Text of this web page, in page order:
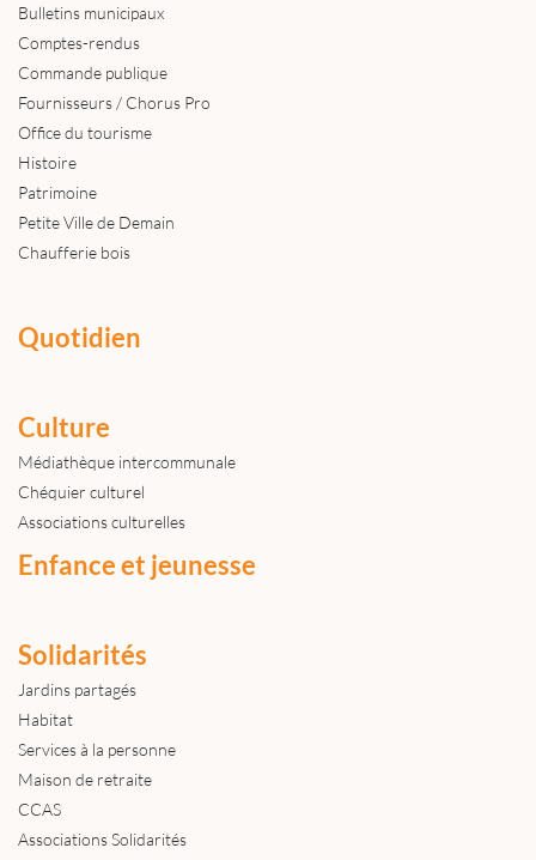
Bulletins municipaux
Comptes-rendus
Commande publique
Fournisseurs / Chorus Pro
Office du tourisme
Histoire
Patrimoine
Petite Ville de Demain
Chaufferie bois
Quotidien
Culture
Médiathèque intercommunale
Chéquier culturel
Associations culturelles
Enfance et jeunesse
Solidarités
Jardins partagés
Habitat
Services à la personne
Maison de retraite
CCAS
Associations Solidarités